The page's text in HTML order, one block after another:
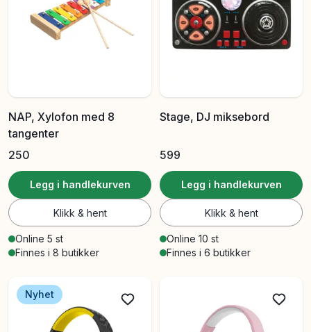
NAP, Xylofon med 8
tangenter
250
Legg i handlekurven
Klikk & hent
Online 5 st
Finnes i 8 butikker
Stage, DJ miksebord
599
Legg i handlekurven
Klikk & hent
Online 10 st
Finnes i 6 butikker
Nyhet